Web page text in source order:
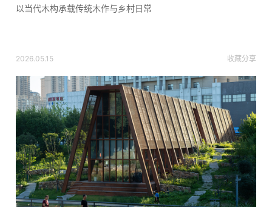
以当代木构承载传统木作与乡村日常
2026.05.15 收藏分享